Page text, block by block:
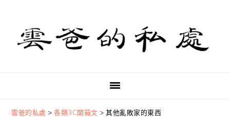
primary
navigation
content
primary
sidebar
雲爸的私處 >各類3C開箱文 >其他亂敗家的東西